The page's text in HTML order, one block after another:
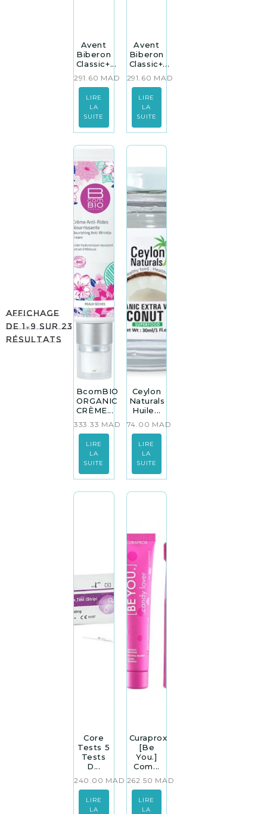
Affichage
de 1–9 sur 23
résultats
Avent
Biberon
Classic+...
291.60 MAD
LIRE
LA
SUITE
Avent
Biberon
Classic+...
291.60 MAD
LIRE
LA
SUITE
BcomBIO
ORGANIC
CRÈME...
333.33 MAD
LIRE
LA
SUITE
Ceylon
Naturals
Huile...
74.00 MAD
LIRE
LA
SUITE
Core
Tests 5
Tests
D...
240.00 MAD
LIRE
LA
Curaprox
[Be
You.]
Com...
262.50 MAD
LIRE
LA